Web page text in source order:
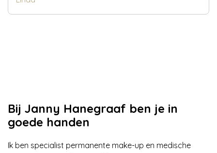
Bij Janny Hanegraaf ben je in
goede handen
Ik ben specialist permanente make-up en medische